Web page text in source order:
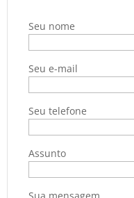
Seu nome
Seu e-mail
Seu telefone
Assunto